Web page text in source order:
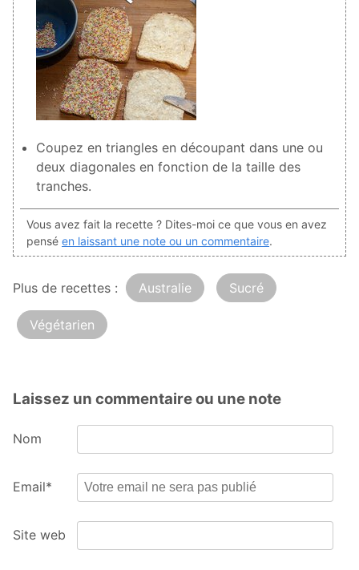
Coupez en triangles en découpant dans une ou
deux diagonales en fonction de la taille des
tranches.
Vous avez fait la recette ? Dites-moi ce que vous en avez
pensé en laissant une note ou un commentaire.
Plus de recettes : Australie Sucré
Végétarien
Laissez un commentaire ou une note
Nom
Email*
Site web